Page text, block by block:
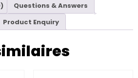
Questions & Answers
Product Enquiry